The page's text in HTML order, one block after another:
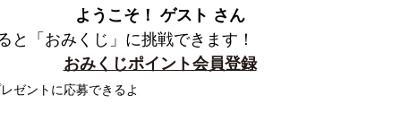
ようこそ！ ゲスト さん
と「おみくじ」に挑戦できます！
おみくじポイント会員登録
ゼントに応募できるよ